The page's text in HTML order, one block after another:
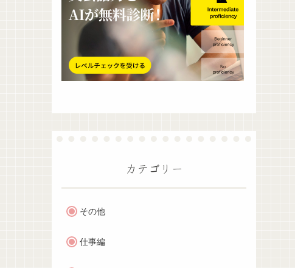
カテゴリー
その他
仕事編